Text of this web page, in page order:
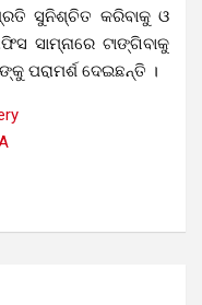
ସୁନିଶ୍ଚିତ କରିବାକୁ ଓ
ସାମ୍ନାରେ ଟାଙ୍ଗିବାକୁ
ପରାମର୍ଶ ଦେଇଛନ୍ତି ।